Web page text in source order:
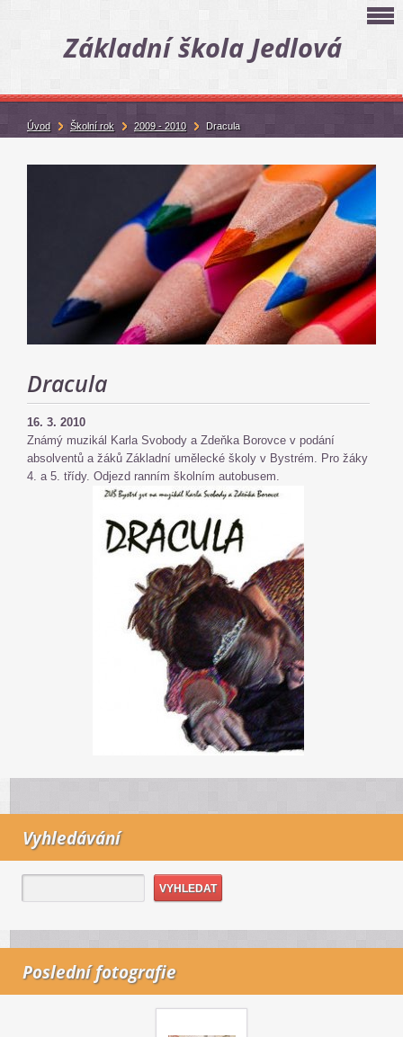
Základní škola Jedlová
Dracula
16. 3. 2010
Známý muzikál Karla Svobody a Zdeňka Borovce v podání
absolventů a žáků Základní umělecké školy v Bystrém. Pro žáky
4. a 5. třídy. Odjezd ranním školním autobusem.
Vyhledávání
Poslední fotografie
Úvod Školní rok 2009 - 2010 Dracula